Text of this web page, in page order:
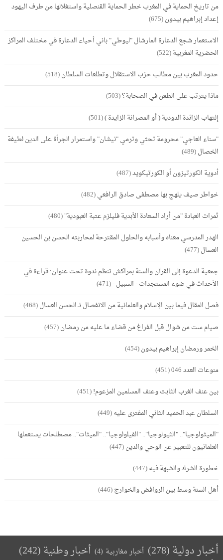
من تاريخ الحماية في المغرب خطر الحماية القنصلية واستغلالها من طرف اليهود
إعداد إبراهيم بيدون(675)
الاستعمار شجع الدعارة المارشال "ليوطي" باني أحياء الدعارة في مختلف المراكز
الحضرية المغربية(522)
حدود المغرب بين مطالب حزب الاستقلال وتطلعات السلطان(518)
ماذا يترتب على الطعن في الصحابة؟(503)
إلتهاب الزائدة الدودية ( أو المصرانة الزايدة )(501)
"سناء العاجي" محرومة تحثي وترمي "نيشان" واستمرار الجرأة على الدين لطيفة
الخصال(489)
أدوية الكورتيزون أو الكورتيكويد(487)
خواطر صيف يلهج بها مصطفى صادق الرافعي(482)
ثمرات العبادة "من أراد السعادة الأبدية فليلزم عتبة العبودية"(480)
الهدر المدرسي معناه وأسبابه والحلول المقترحة لمحاربته الحسن بن الحسين
العسال(477)
جمعية الدعوة إلى القرآن والسنة بمراكش تنظم ندوة تحت عنوان: قراءة في
الأحداث في ضوء المستجدات - السبيل -(471)
فصل المقال فيما بين الإسلام والعلمانية من الانفصال ذ.الحسن العسال(468)
صيام ست من شوال قبل الفراغ من قضاء ما عليه من رمضان(457)
الخمر ورمضان إبراهيم بيدون(454)
منوعات العدد 046
(451)
بين عنف الغرب الثابت وعنف المسلمين المزعوم!(451)
السلطان عبد الحميد الثاني المفترى عليه(449)
"الميثولوجيا".. "الثيولوجيا".. "الفيلولوجيا".. "الميثات".. مصطلحات يستعملها
العلمانيون للتعبير عن الوحي والدين(447)
خطورة الشرك والشبهة فيه(447)
أهل السنة وسط بين الروافض والخوارج(446)
أخبار دولية (278) أخبار مغاربية (4) أخبار وطنية(242)